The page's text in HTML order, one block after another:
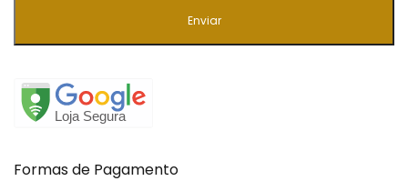
Enviar
Formas de Pagamento